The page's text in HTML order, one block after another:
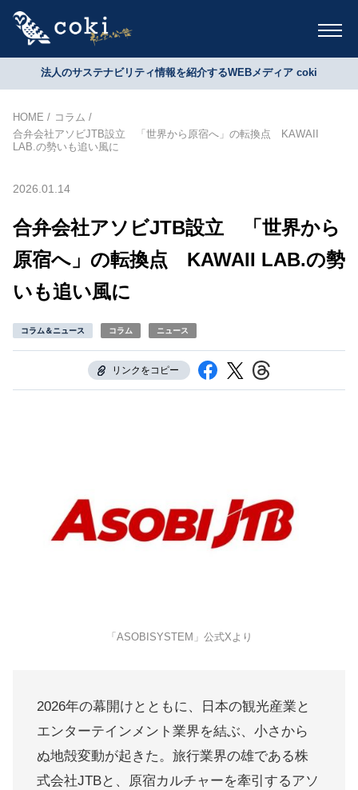
法人のサステナビリティ情報を紹介するWEBメディア coki
HOME
コラム
合弁会社アソビJTB設立 「世界から原宿へ」の転換点 KAWAII
LAB.の勢いも追い風に
2026.01.14
合弁会社アソビJTB設立 「世界から
原宿へ」の転換点 KAWAII LAB.の勢
いも追い風に
コラム＆ニュース コラム ニュース
リンクをコピー
「ASOBISYSTEM」公式Xより
2026年の幕開けとともに、日本の観光産業と
エンターテインメント業界を結ぶ、小さから
ぬ地殻変動が起きた。旅行業界の雄である株
式会社JTBと、原宿カルチャーを牽引するアソ